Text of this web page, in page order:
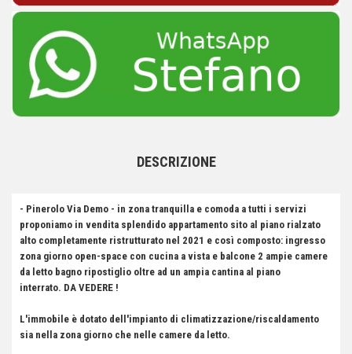
DESCRIZIONE
- Pinerolo Via Demo - in zona tranquilla e comoda a tutti i servizi
proponiamo in vendita splendido appartamento sito al piano rialzato
alto completamente ristrutturato nel 2021 e così composto: ingresso
zona giorno open-space con cucina a vista e balcone 2 ampie camere
da letto bagno ripostiglio oltre ad un ampia cantina al piano
interrato. DA VEDERE !
L'immobile è dotato dell'impianto di climatizzazione/riscaldamento
sia nella zona giorno che nelle camere da letto.